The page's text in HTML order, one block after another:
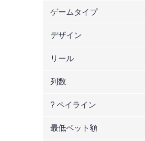
ゲームタイプ
デザイン
リール
列数
? ペイライン
最低ベット額